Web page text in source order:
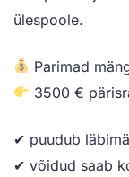
ülespoole.
Parimad
3500 €
✔ puudub
✔ võidud saab